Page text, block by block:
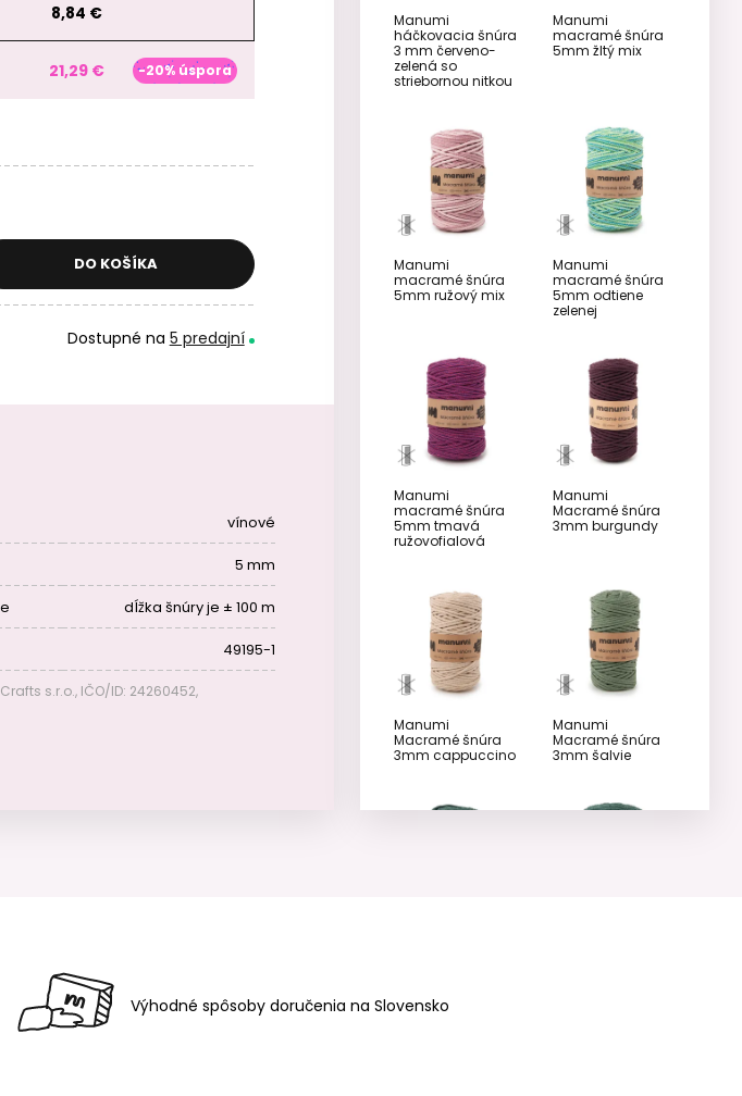
8,84 €
21,29 € -20% úspora
DO KOŠÍKA
Dostupné na 5 predajní
vínové
5 mm
dĺžka šnúry je ± 100 m
49195-1
s.r.o., IČO/ID: 24260452,
Manumi
háčkovacia šnúra
3 mm červeno-
zelená so
striebornou nitkou
Manumi
macramé šnúra
5mm žltý mix
Manumi
macramé šnúra
5mm ružový mix
Manumi
macramé šnúra
5mm odtiene
zelenej
Manumi
macramé šnúra
5mm tmavá
ružovofialová
Manumi
Macramé šnúra
3mm burgundy
Manumi
Macramé šnúra
3mm cappuccino
Manumi
Macramé šnúra
3mm šalvie
Výhodné spôsoby doručenia na Slovensko